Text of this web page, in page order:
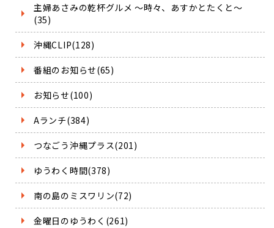
主婦あさみの乾杯グルメ ～時々、あすかとたくと～
(35)
沖縄CLIP(128)
番組のお知らせ(65)
お知らせ(100)
Aランチ(384)
つなごう沖縄プラス(201)
ゆうわく時間(378)
南の島のミスワリン(72)
金曜日のゆうわく(261)